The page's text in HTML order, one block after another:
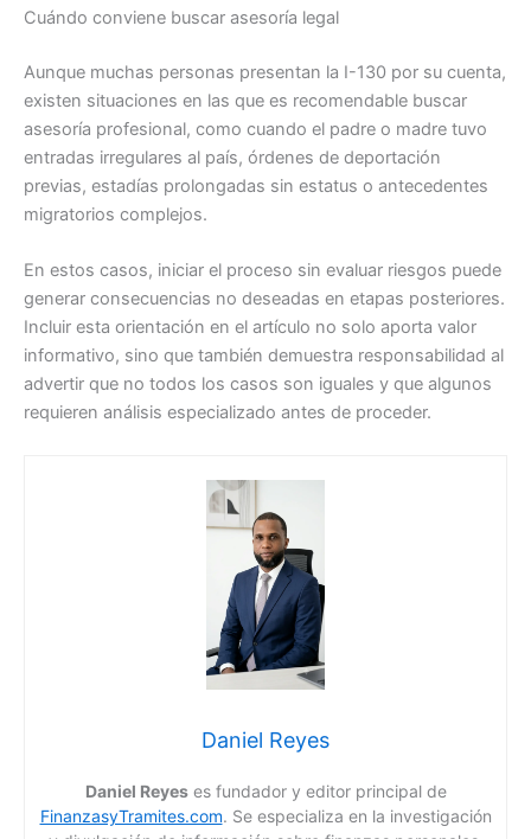
Cuándo conviene buscar asesoría legal
Aunque muchas personas presentan la I-130 por su cuenta,
existen situaciones en las que es recomendable buscar
asesoría profesional, como cuando el padre o madre tuvo
entradas irregulares al país, órdenes de deportación
previas, estadías prolongadas sin estatus o antecedentes
migratorios complejos.
En estos casos, iniciar el proceso sin evaluar riesgos puede
generar consecuencias no deseadas en etapas posteriores.
Incluir esta orientación en el artículo no solo aporta valor
informativo, sino que también demuestra responsabilidad al
advertir que no todos los casos son iguales y que algunos
requieren análisis especializado antes de proceder.
Daniel Reyes
Daniel Reyeses fundador y editor principal de
FinanzasyTramites.com. Se especializa en la investigación